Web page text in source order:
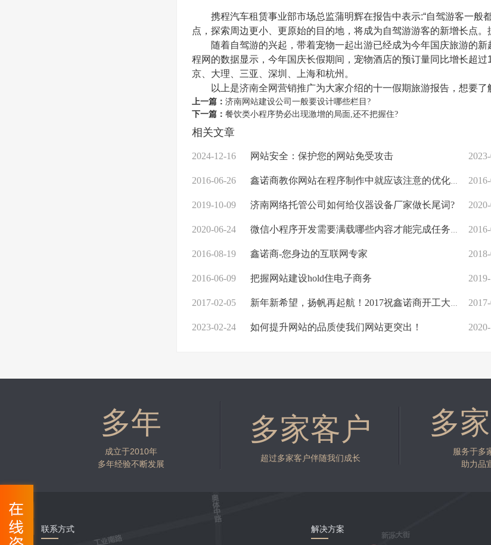
携程汽车租赁事业部市场总监蒲明辉在报告中表示:“自驾游客一般
点，探索周边更小、更原始的目的地，将成为自驾游游客的新增长点
随着自驾游的兴起，带着宠物一起出游已经成为今年国庆旅游的新
程网的数据显示，今年国庆长假期间，宠物酒店的预订量同比增长超
京、大理、三亚、深圳、上海和杭州。
以上是济南全网营销推广为大家介绍的十一假期旅游报告，想要
上一篇： 济南网站建设公司一般要设计哪些栏目?
下一篇： 餐饮类小程序势必出现激增的局面,还不把握住?
相关文章
2024-12-16 网站安全：保护您的网站免受攻击
2016-06-26 鑫诺商教你网站在程序制作中就应该注意的优化问题
2019-10-09 济南网络托管公司如何给仪器设备厂家做长尾词?
2020-06-24 微信小程序开发需要满载哪些内容才能完成任务呢？
2016-08-19 鑫诺商-您身边的互联网专家
2016-06-09 把握网站建设hold住电子商务
2017-02-05 新年新希望，扬帆再起航！2017祝鑫诺商开工大吉！
2023-02-24 如何提升网站的品质使我们网站更突出！
多年
成立于2010年
多年经验不断发展
多家客户
超过多家客户伴随我们成长
多
服务于多
助力品
联系方式 解决方案